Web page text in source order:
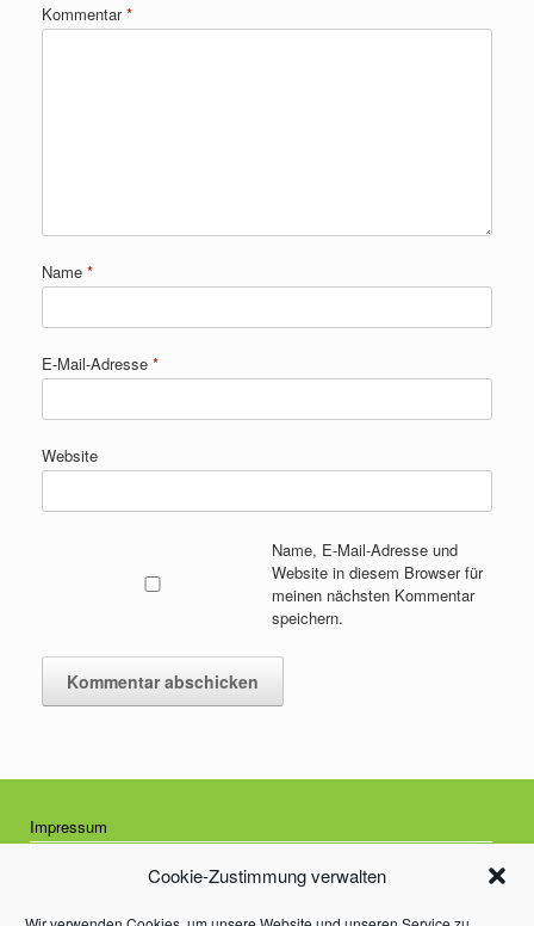
Cookie-Zustimmung verwalten
Kommentar*
Name *
E-Mail-Adresse *
Website
Name, E-Mail-Adresse und
Website in diesem Browser für
meinen nächsten Kommentar
speichern.
Impressum
Cookie-Richtlinie (EU)